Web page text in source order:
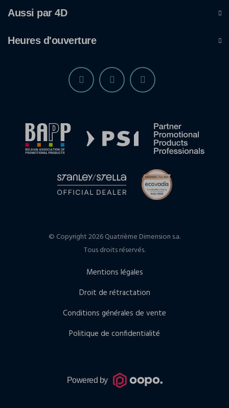
Aussi par 4D
Heures d'ouverture
© Copyright 2026 Quatrième Dimension s.a.
Tous droits réservés.
Mentions légales
Droit de rétractation
Conditions générales de vente
Politique de confidentialité
Powered by